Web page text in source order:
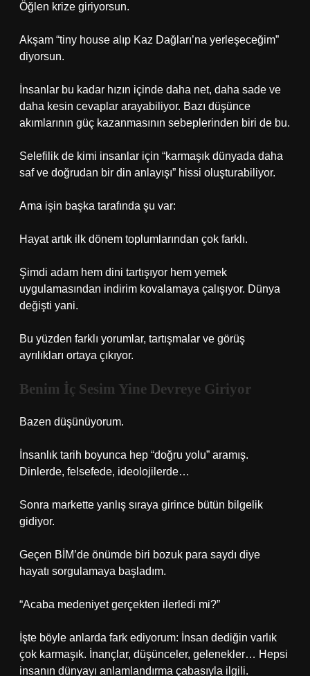
Öğlen krize giriyorsun.
Akşam “tiny house alıp Kaz Dağları’na yerleşeceğim”
diyorsun.
İnsanlar bu kadar hızın içinde daha net, daha sade ve
daha kesin cevaplar arayabiliyor. Bazı düşünce
akımlarının güç kazanmasının sebeplerinden biri de bu.
Selefilik de kimi insanlar için “karmaşık dünyada daha
saf ve doğrudan bir din anlayışı” hissi oluşturabiliyor.
Ama işin başka tarafında şu var:
Hayat artık ilk dönem toplumlarından çok farklı.
Şimdi adam hem dini tartışıyor hem yemek
uygulamasından indirim kovalamaya çalışıyor. Dünya
değişti yani.
Bu yüzden farklı yorumlar, tartışmalar ve görüş
ayrılıkları ortaya çıkıyor.
Benim İç Sesim Yine Devreye Giriyor
Bazen düşünüyorum.
İnsanlık tarih boyunca hep “doğru yolu” aramış.
Dinlerde, felsefede, ideolojilerde…
Sonra markette yanlış sıraya girince bütün bilgelik
gidiyor.
Geçen BİM’de önümde biri bozuk para saydı diye
hayatı sorgulamaya başladım.
“Acaba medeniyet gerçekten ilerledi mi?”
İşte böyle anlarda fark ediyorum: İnsan dediğin varlık
çok karmaşık. İnançlar, düşünceler, gelenekler… Hepsi
insanın dünyayı anlamlandırma çabasıyla ilgili.